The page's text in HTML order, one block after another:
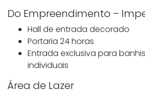
Do Empreendimento –
Hall de entrada decorado
Portaria 24 horas
Entrada exclusiva para
individuais
Área de Lazer